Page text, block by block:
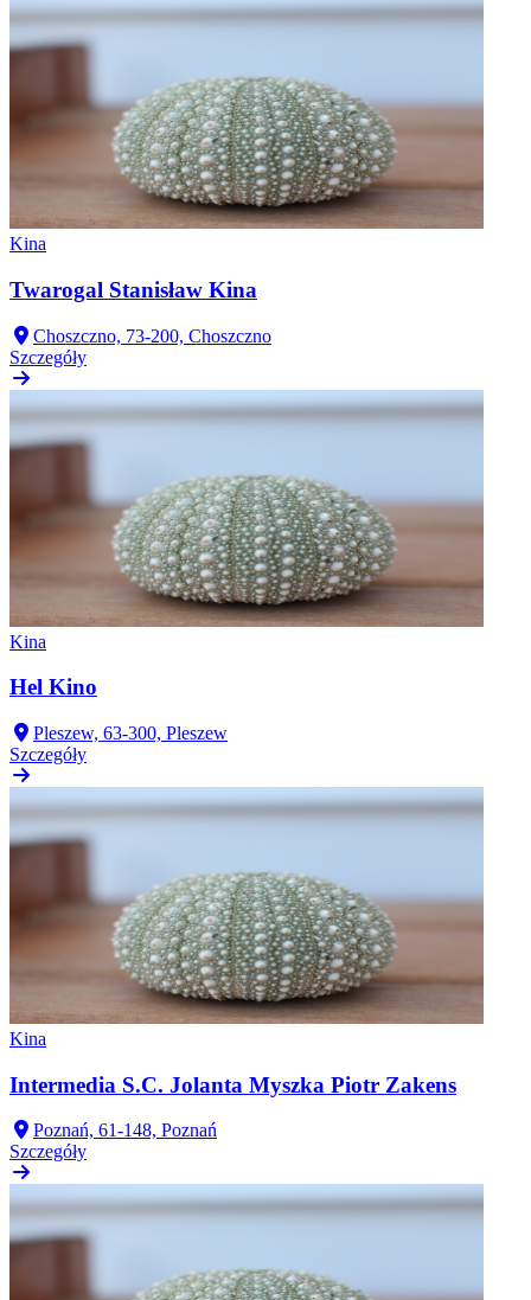
Kina
Twarogal Stanisław Kina
Choszczno, 73-200, Choszczno
Szczegóły
Kina
Hel Kino
Pleszew, 63-300, Pleszew
Szczegóły
Kina
Intermedia S.C. Jolanta Myszka Piotr Zakens
Poznań, 61-148, Poznań
Szczegóły